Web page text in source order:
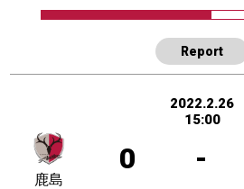
Report
2022.2.26
15:00
0 -
鹿島